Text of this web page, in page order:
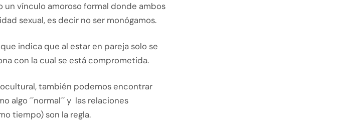
vínculo amoroso formal donde ambos
sexual, es decir no ser monógamos.
indica que al estar en pareja solo se
con la cual se está comprometida.
también podemos encontrar
´´normal´´ y las relaciones
tiempo) son la regla.